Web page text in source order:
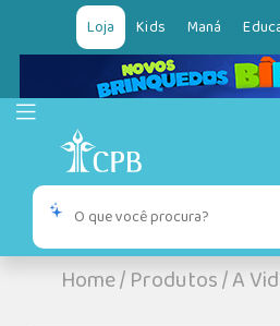
Loja Kids Maná
Home/Produtos/A